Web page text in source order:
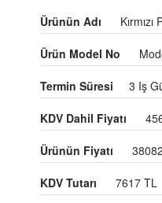
Ürünün Adı
Ürün Model No
Termin Süresi 3 Iş
KDV Dahil Fiyatı
Ürünün Fiyatı
KDV Tutarı 7617 TL